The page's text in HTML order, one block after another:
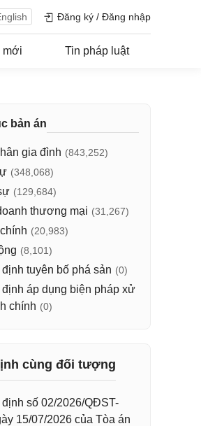
Đăng ký / Đăng nhập
mới Tin pháp luật
bản án
gia đình (843,252)
(348,068)
(129,684)
thương mại (31,267)
(20,983)
(8,101)
tuyên bố phá sản (0)
định áp dụng biện pháp xử
chính (0)
cùng đối tượng
định số 02/2026/QĐST-
15/07/2026 của Tòa án